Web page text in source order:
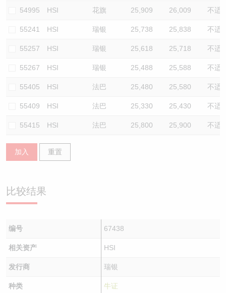
54995 HSI 花旗 25,909 26,009 不适
55241 HSI 瑞银 25,738 25,838 不适
55257 HSI 瑞银 25,618 25,718 不适
55267 HSI 瑞银 25,488 25,588 不适
55405 HSI 法巴 25,480 25,580 不适
55409 HSI 法巴 25,330 25,430 不适
55415 HSI 法巴 25,800 25,900 不适
加入 重置
比较结果
编号 67438
相关资产 HSI
发行商 瑞银
种类 牛证